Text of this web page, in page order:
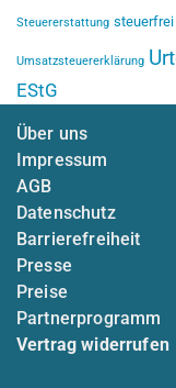
Steuererstattung steuerfrei
Umsatzsteuererklärung
EStG
Über uns
Impressum
AGB
Datenschutz
Barrierefreiheit
Presse
Preise
Partnerprogramm
Vertrag widerrufen